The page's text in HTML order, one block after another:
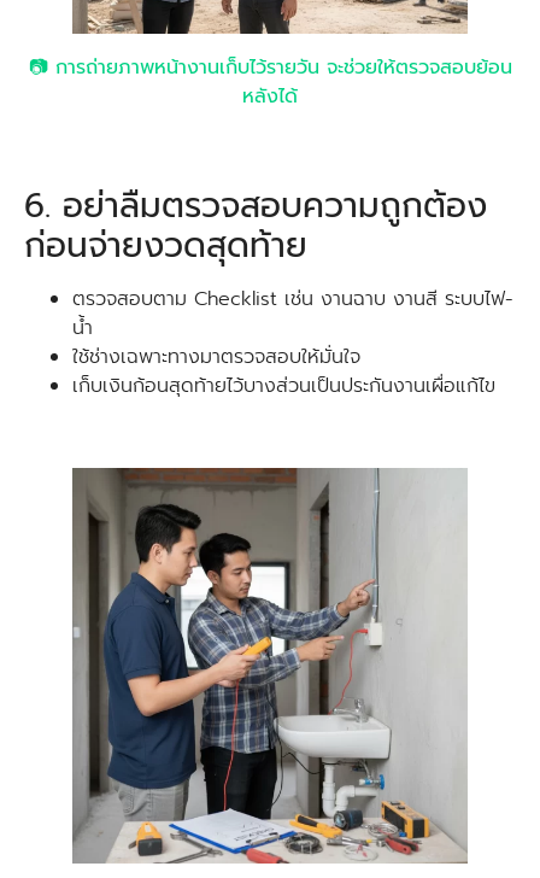
📷 การถ่ายภาพหน้างานเก็บไว้รายวัน จะช่วยให้ตรวจสอบย้อน
หลังได้
6. อย่าลืมตรวจสอบความถูกต้อง
ก่อนจ่ายงวดสุดท้าย
ตรวจสอบตาม Checklist เช่น งานฉาบ งานสี ระบบไฟ-
น้ำ
ใช้ช่างเฉพาะทางมาตรวจสอบให้มั่นใจ
เก็บเงินก้อนสุดท้ายไว้บางส่วนเป็นประกันงานเผื่อแก้ไข